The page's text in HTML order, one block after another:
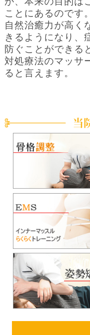
ことにあるのです。
自然治癒力が高く
きるようになり、
防ぐことができる
対処療法のマッサ
ると言えます。